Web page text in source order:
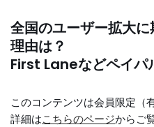
全国のユーザー拡大
理由は？
First Laneなどペイパ
このコンテンツは会員限定（
詳細はこちらのページからご